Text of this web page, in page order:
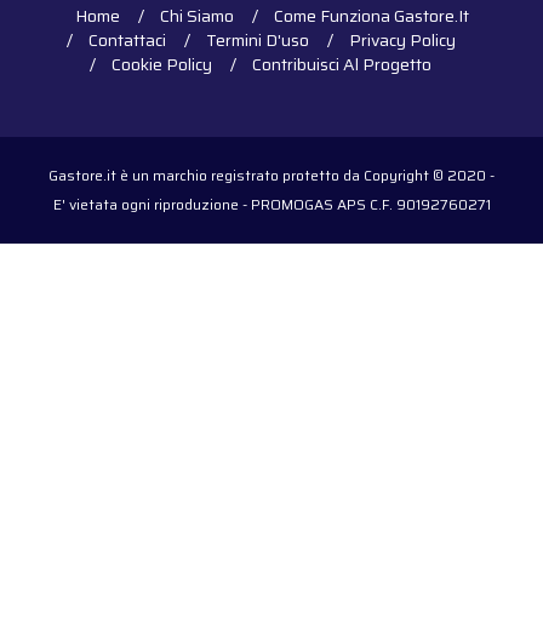
Home Chi Siamo
Come Funziona Gastore.it
Contattaci
Termini D'uso
Privacy Policy
Cookie Policy
Contribuisci Al Progetto
Gastore.it è un marchio registrato protetto da Copyright © 2020 -
E' vietata ogni riproduzione - PROMOGAS APS C.F. 90192760271